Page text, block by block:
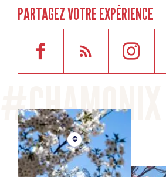
PARTAGEZ VOTRE EXPÉRIENCE
©